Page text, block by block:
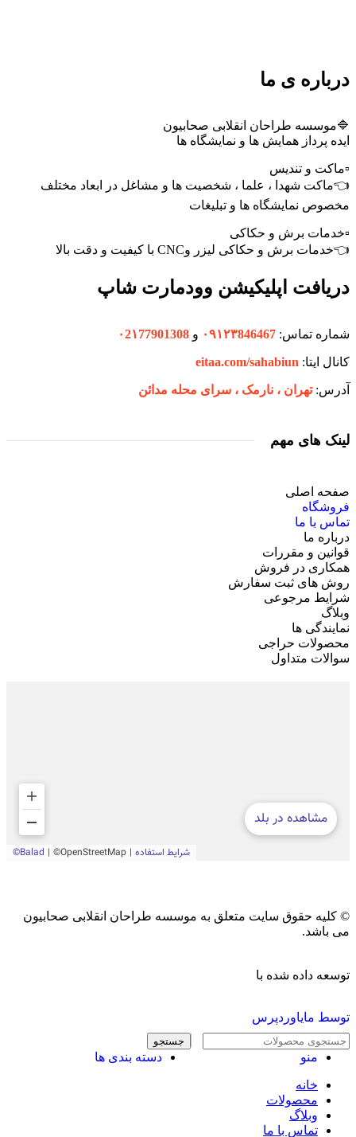
درباره ی ما
🔷موسسه طراحان انقلابی صحابیون
ایده پرداز همایش ها و نمایشگاه ها
▫️ماکت و تندیس
👈ماکت شهدا ، علما ، شخصیت ها و مشاغل در ابعاد مختلف
مخصوص نمایشگاه ها و تبلیغات
▫️خدمات برش و حکاکی
👈خدمات برش و حکاکی لیزر وCNC با کیفیت و دقت بالا
دریافت اپلیکیشن وودمارت شاپ
شماره تماس: ۰۹۱۲۳846467 و ۰2۱77901308
کانال ایتا: eitaa.com/sahabiun
آدرس:تهران ،‌ نارمک ، سرای محله مدائن
لینک های مهم
صفحه اصلی
فروشگاه
تماس با ما
درباره ما
قوانین و مقررات
همکاری در فروش
روش های ثبت سفارش
شرایط مرجوعی
وبلاگ
نمایندگی ها
محصولات حراجی
سوالات متداول
© کلیه حقوق سایت متعلق به موسسه طراحان انقلابی صحابیون
می باشد.
توسعه داده شده با
توسط مایاوردپرس
جستجو
منو دسته بندی ها
خانه
محصولات
وبلاگ
تماس با ما